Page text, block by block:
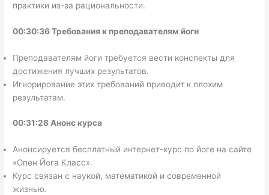
практики из-за рациональности.
00:30:36 Требования к преподавателям йоги
Преподавателям йоги требуется вести конспекты для
достижения лучших результатов.
Игнорирование этих требований приводит к плохим
результатам.
00:31:28 Анонс курса
Анонсируется бесплатный интернет-курс по йоге на сайте
«Опен Йога Класс».
Курс связан с наукой, математикой и современной
жизнью.